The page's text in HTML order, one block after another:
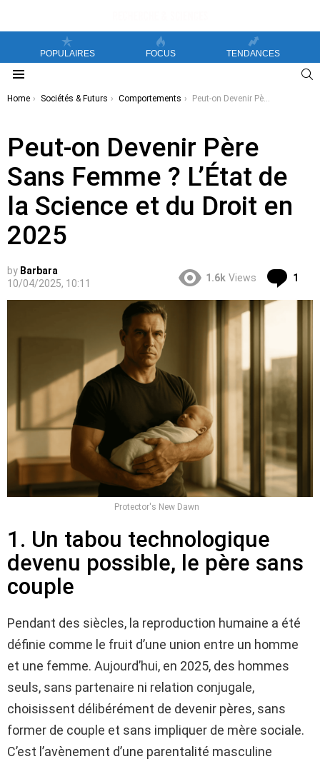
POPULAIRES FOCUS TENDANCES
You are here:
Home Sociétés & Futurs Comportements Peut-on Devenir Père Sans Femme ? L’État de la Science et du Droit en 2025
Peut-on Devenir Père
Sans Femme ? L’État de
la Science et du Droit en
2025
by Barbara
10/04/2025, 10:11
1.6k Views 1
Protector's New Dawn
1. Un tabou technologique
devenu possible, le père sans
couple
Pendant des siècles, la reproduction humaine a été
définie comme le fruit d’une union entre un homme
et une femme. Aujourd’hui, en 2025, des hommes
seuls, sans partenaire ni relation conjugale,
choisissent délibérément de devenir pères, sans
former de couple et sans impliquer de mère sociale.
C’est l’avènement d’une parentalité masculine